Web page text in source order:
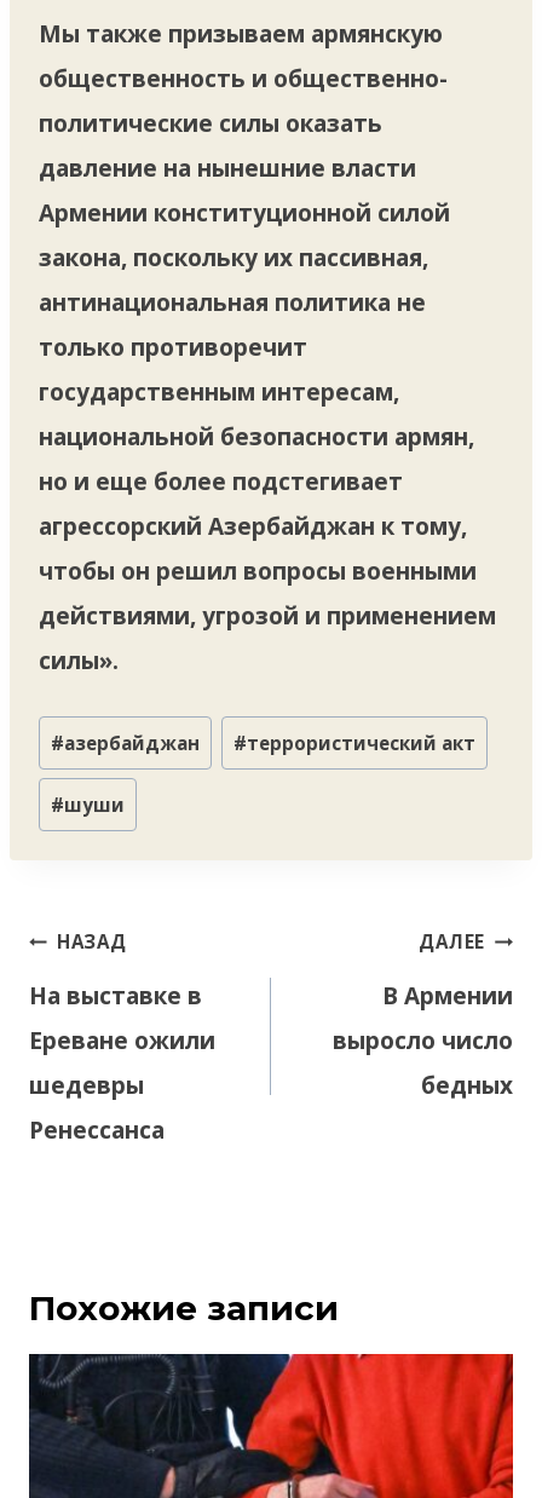
Мы также призываем армянскую
общественность и общественно-
политические силы оказать
давление на нынешние власти
Армении конституционной силой
закона, поскольку их пассивная,
антинациональная политика не
только противоречит
государственным интересам,
национальной безопасности армян,
но и еще более подстегивает
агрессорский Азербайджан к тому,
чтобы он решил вопросы военными
действиями, угрозой и применением
силы».
Метки
записи:
#азербайджан #террористический акт
#шуши
Навигация
записям
НАЗАД
На выставке в
Ереване ожили
шедевры
Ренессанса
ДАЛЕЕ
В Армении
выросло число
бедных
Похожие записи